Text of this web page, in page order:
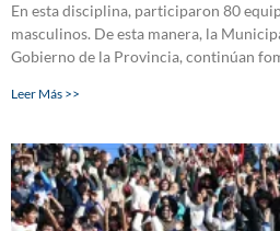
En esta disciplina, participaron 80
masculinos. De esta manera, la
Gobierno de la Provincia, continúan
Leer Más >>